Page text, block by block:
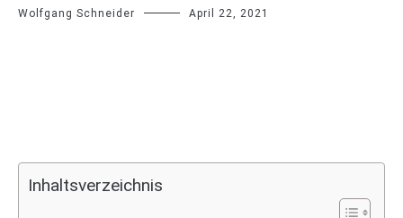
Wolfgang Schneider April 22, 2021
Inhaltsverzeichnis